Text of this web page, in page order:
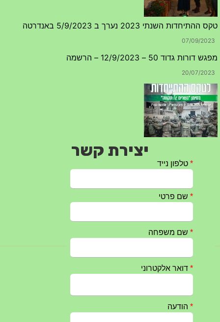
טקס ההתיחדות השנתי 2023 נערך ב 5/9/2023 באנדרטה
07/09/2023
מפגש דורות גדוד 50 – 12/9/2023 – הרשמה
20/07/2023
טקס ההתיחדות עם החללים לשנת 2025 – 10 יוני 2025
מופע הגבעטרון ב 10.10.2024 נדחה בשל המצב הבטחוני
חרבות ברזל – הודעה 1 – 14.10.2023
יצירת קשר